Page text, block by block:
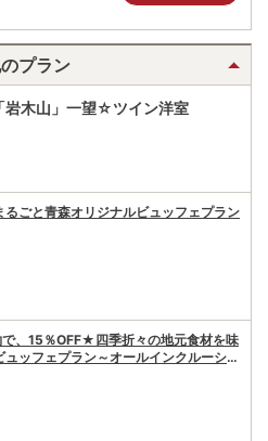
プラン
岩木山」一望☆ツイン洋室
ごと青森オリジナルビュッフェプラン
、15％OFF★四季折々の地元食材を味
ッフェプラン～オールインクルーシブ